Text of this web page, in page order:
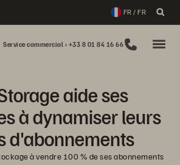
FR / FR
Service commercial : +33 8 01 84 16 66
aide ses
à dynamiser leurs
d'abonnements
à vendre 100 % de ses abonnements